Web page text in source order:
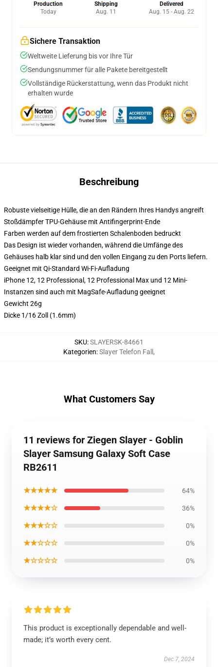
Production
Today
Shipping
Aug. 11
Delivered
Aug. 15 - Aug. 22
Sichere Transaktion
Weltweite Lieferung bis vor Ihre Tür
Sendungsnummer für alle Pakete bereitgestellt
Vollständige Rückerstattung, wenn das Produkt nicht
erhalten wurde
Beschreibung
Robuste vielseitige Hülle, die an den Rändern Ihres Handys angreift
Stoßdämpfer TPU-Gehäuse mit Antifingerprint-Ende
Farben werden auf dem frostierten Schalenboden bedruckt
Das Design ist wieder vorhanden, während die Umfänge des
Gehäuses halb klar sind und den vollen Eingang zu den Ports liefern.
Geeignet mit Qi-Standard Wi-Fi-Aufladung
iPhone 12, 12 Professional, 12 Professional Max und 12 Mini-
Instanzen sind auch mit MagSafe-Aufladung geeignet
Gewicht 26g
Dicke 1/16 Zoll (1.6mm)
SKU:SLAYERSK-84661
Kategorien:Slayer Telefon Fall ,
What Customers Say
11 reviews for Ziegen Slayer - Goblin
Slayer Samsung Galaxy Soft Case
RB2611
★★★★★ 64%
★★★★☆ 36%
★★★☆☆ 0%
★★☆☆☆ 0%
★☆☆☆☆ 0%
This product is exceptionally dependable and well-
made; it’s worth every cent.
Dec 7, 2024